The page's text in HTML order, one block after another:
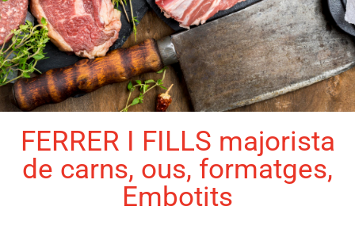
FERRER I FILLS majorista
de carns, ous, formatges,
Embotits